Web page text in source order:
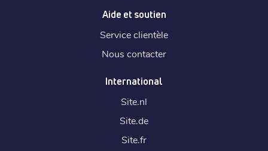
Aide et soutien
Service clientèle
Nous contacter
International
Site.nl
Site.de
Site.fr